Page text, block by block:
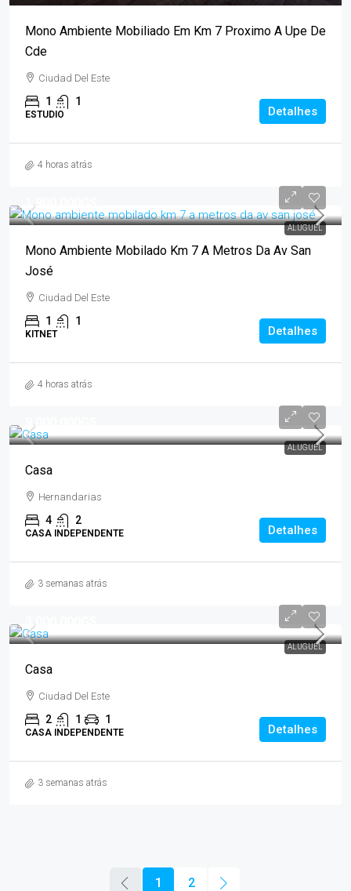
Mono Ambiente Mobiliado Em Km 7 Proximo A Upe De
Cde
Ciudad Del Este
1 1
ESTUDIO Detalhes
4 horas atrás
ALUGUEL
1.900.000GS
Mono Ambiente Mobilado Km 7 A Metros Da Av San
José
Ciudad Del Este
1 1
KITNET Detalhes
4 horas atrás
ALUGUEL
9.000.000GS
Casa
Hernandarias
4 2
CASA INDEPENDENTE Detalhes
3 semanas atrás
ALUGUEL
3.000.000GS
Casa
Ciudad Del Este
2 1 1
CASA INDEPENDENTE Detalhes
3 semanas atrás
1 2